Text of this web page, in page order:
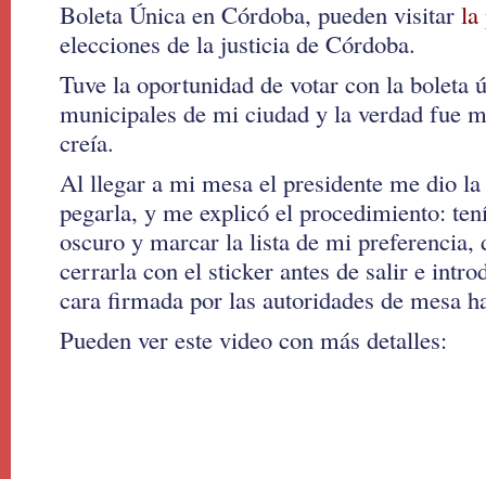
Boleta Única en Córdoba, pueden visitar la
elecciones de la justicia de Córdoba.
Tuve la oportunidad de votar con la boleta
municipales de mi ciudad y la verdad fue
creía.
Al llegar a mi mesa el presidente me dio
pegarla, y me explicó el procedimiento:
oscuro y marcar la lista de mi preferencia,
cerrarla con el sticker antes de salir e
cara firmada por las autoridades de mesa
Pueden ver este video con más detalles: